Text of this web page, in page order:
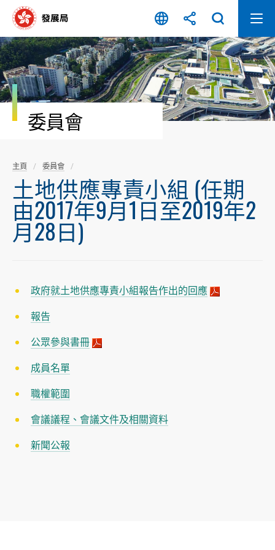
容
開
始
委員會
主頁 委員會
土地供應專責小組 (任期
由2017年9月1日至2019年2
月28日)
政府就土地供應專責小組報告作出的回應
報告
公眾參與書冊
成員名單
職權範圍
會議議程、會議文件及相關資料
新聞公報